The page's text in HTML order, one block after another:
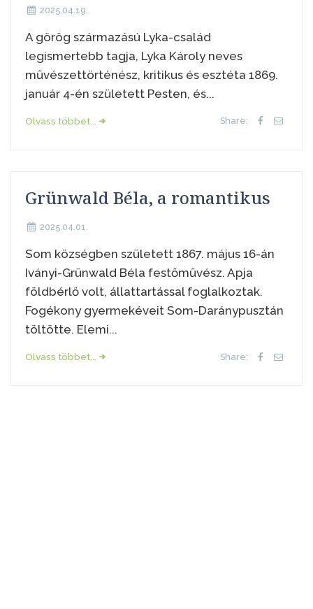
2025.04.19.
A görög származású Lyka-család
legismertebb tagja, Lyka Károly neves
művészettörténész, kritikus és esztéta 1869.
január 4-én született Pesten, és...
Olvass többet... Share:
Grünwald Béla, a romantikus
2025.04.01.
Som községben született 1867. május 16-án
Iványi-Grünwald Béla festőművész. Apja
földbérlő volt, állattartással foglalkoztak.
Fogékony gyermekéveit Som-Daránypusztán
töltötte. Elemi...
Olvass többet... Share: